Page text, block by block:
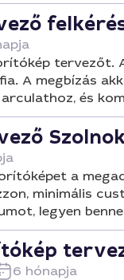
A megbízás
és
a
minimális
legyen
6 hónapja